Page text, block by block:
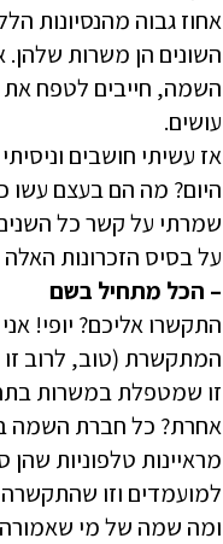
אחוז גבוה מהנסיונות
השונים הן משרות
השמה, חייבים לטפח את
עושים.
אז עשיתי חושבים
היום? מה הם בעצם עשו
שמרתי על קשר כל
על בסיס הזכרונות האלה הכנתי עבורכם את 8 כללי
– הכל מתחיל בשם
התקשרו אליכם? יופי!
המתקשרת (טוב, לרוב
זו שמטפלת במשרות
אחרת? כל חברת השמה
מראיינות טלפוניות
למועמדים וזו שהתקשרה
ומה שמה של מי שאמורה